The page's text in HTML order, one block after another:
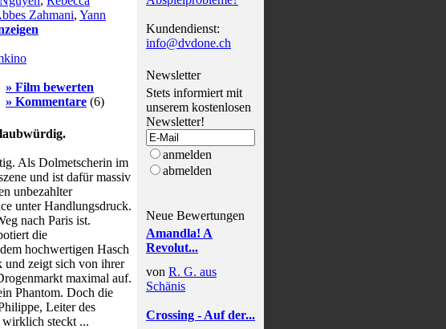
Zahmani, Yann
» Film bewerten
» Kommentare (6)
Als Dolmetscherin im
und ist dafür massiv
unbezahlter
unter Handlungsdruck.
nach Paris ist.
die
hochwertigen Hasch
und zeigt sich von ihrer
maximal auf.
Phantom. Doch die
Leiter des
wirklich steckt ...
Kundendienst:
info@dvdone.ch
Newsletter
Stets informiert mit
unserem kostenlosen
Newsletter!
anmelden
abmelden
Neue Bewertungen
Amandla! A
Revolut...
von R. G. aus
Schänis
Crossing - Auf der...